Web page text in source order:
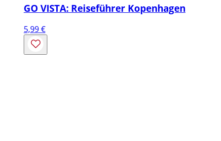
GO VISTA: Reiseführer Kopenhagen
5,99€